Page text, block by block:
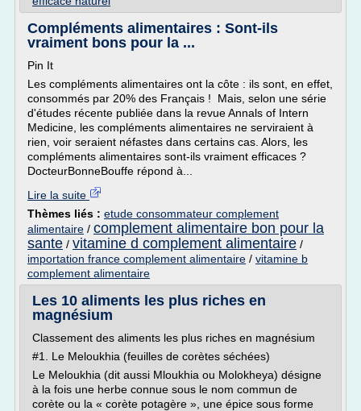
Compléments alimentaires : Sont-ils
vraiment bons pour la ...
Pin It
Les compléments alimentaires ont la côte : ils sont, en effet,
consommés par 20% des Français ! Mais, selon une série
d'études récente publiée dans la revue Annals of Intern
Medicine, les compléments alimentaires ne serviraient à
rien, voir seraient néfastes dans certains cas. Alors, les
compléments alimentaires sont-ils vraiment efficaces ?
DocteurBonneBouffe répond à...
Lire la suite
Thèmes liés : etude consommateur complement
alimentaire / complement alimentaire bon pour la
sante / vitamine d complement alimentaire /
importation france complement alimentaire / vitamine b
complement alimentaire
Les 10 aliments les plus riches en
magnésium
Classement des aliments les plus riches en magnésium
#1. Le Meloukhia (feuilles de corètes séchées)
Le Meloukhia (dit aussi Mloukhia ou Molokheya) désigne
à la fois une herbe connue sous le nom commun de
corète ou la « corète potagère », une épice sous forme